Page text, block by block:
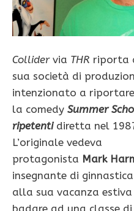
Collidervia THR riporta
sua società di
intenzionato a
la comedy Summer
ripetenti diretta nel
L’originale vedeva
protagonista Mark
insegnante di
alla sua vacanza